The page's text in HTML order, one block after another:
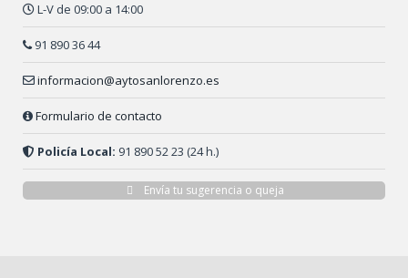
L-V de 09:00 a 14:00
91 890 36 44
informacion@aytosanlorenzo.es
Formulario de contacto
Policía Local: 91 890 52 23 (24 h.)
Envía tu sugerencia o queja